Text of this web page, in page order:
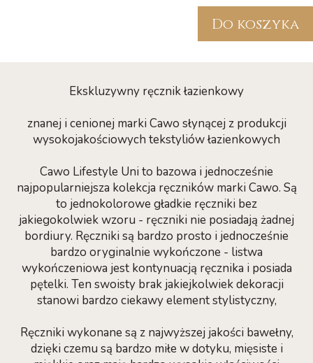
Do koszyka
Ekskluzywny ręcznik łazienkowy
znanej i cenionej marki Cawo słynącej z produkcji
wysokojakościowych tekstyliów łazienkowych
Cawo Lifestyle Uni to bazowa i jednocześnie
najpopularniejsza kolekcja ręczników marki Cawo. Są
to jednokolorowe gładkie ręczniki bez
jakiegokolwiek wzoru - ręczniki nie posiadają żadnej
bordiury. Ręczniki są bardzo prosto i jednocześnie
bardzo oryginalnie wykończone - listwa
wykończeniowa jest kontynuacją ręcznika i posiada
pętelki. Ten swoisty brak jakiejkolwiek dekoracji
stanowi bardzo ciekawy element stylistyczny,
Ręczniki wykonane są z najwyższej jakości bawełny,
dzięki czemu są bardzo miłe w dotyku, mięsiste i